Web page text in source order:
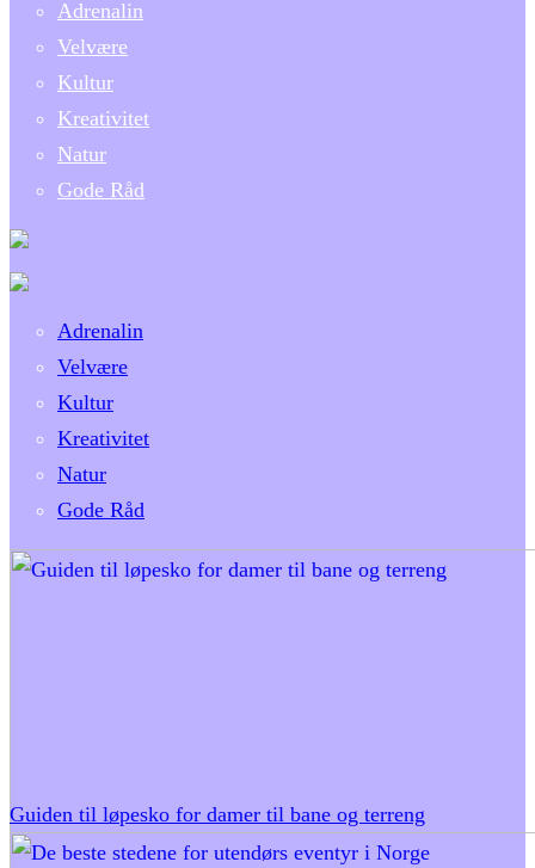
Adrenalin
Velvære
Kultur
Kreativitet
Natur
Gode Råd
Adrenalin
Velvære
Kultur
Kreativitet
Natur
Gode Råd
Guiden til løpesko for damer til bane og terreng